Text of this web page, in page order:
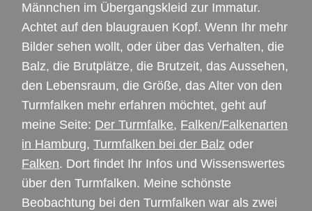
Männchen im Übergangskleid zur Immatur.
Achtet auf den blaugrauen Kopf. Wenn Ihr mehr
Bilder sehen wollt, oder über das Verhalten, die
Balz, die Brutplätze, die Brutzeit, das Aussehen,
den Lebensraum, die Größe, das Alter von den
Turmfalken mehr erfahren möchtet, geht auf
meine Seite: Der Turmfalke, Falken/Falkenarten
in Hamburg,Turmfalken bei der Balz oder
Falken. Dort findet Ihr Infos und Wissenswertes
über den Turmfalken. Meine schönste
Beobachtung bei den Turmfalken war als zwei